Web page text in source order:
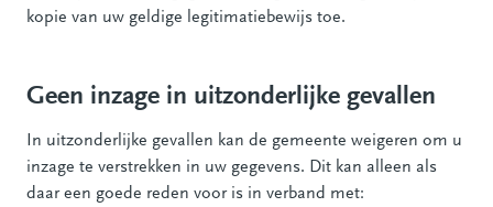
kopie van uw geldige legitimatiebewijs toe.
Geen inzage in uitzonderlijke gevallen
In uitzonderlijke gevallen kan de gemeente weigeren om u
inzage te verstrekken in uw gegevens. Dit kan alleen als
daar een goede reden voor is in verband met: